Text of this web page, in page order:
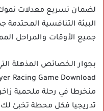
لضمان تسريع معدلات
البيئة التنافسية المحتدمة
جميع الأوقات والمراحل
بجوار الخصائص المذهلة
منخرطا في رحلة ملحمية
تدريجيا فكل محطة تخبئ